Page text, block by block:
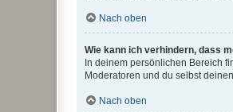
Nach oben
Wie kann ich verhindern, dass
In deinem persönlichen Bereich
Moderatoren und du selbst
Nach oben